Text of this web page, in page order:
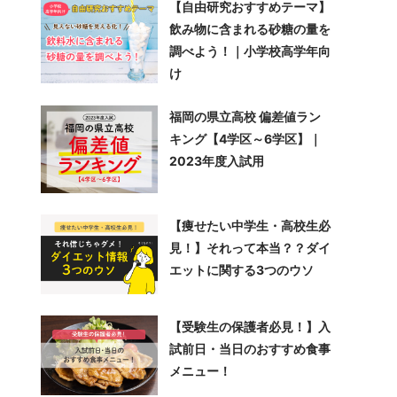
【自由研究おすすめテーマ】
飲み物に含まれる砂糖の量を
調べよう！｜小学校高学年向
け
福岡の県立高校 偏差値ラン
キング【4学区～6学区】｜
2023年度入試用
【痩せたい中学生・高校生必
見！】それって本当？？ダイ
エットに関する3つのウソ
【受験生の保護者必見！】入
試前日・当日のおすすめ食事
メニュー！